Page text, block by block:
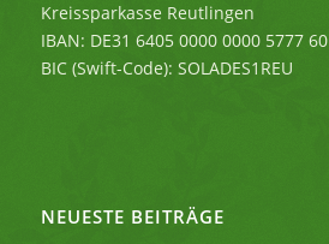
Kreissparkasse Reutlingen
IBAN: DE31 6405 0000 0000 5777 60
BIC (Swift-Code): SOLADES1REU
NEUESTE BEITRÄGE